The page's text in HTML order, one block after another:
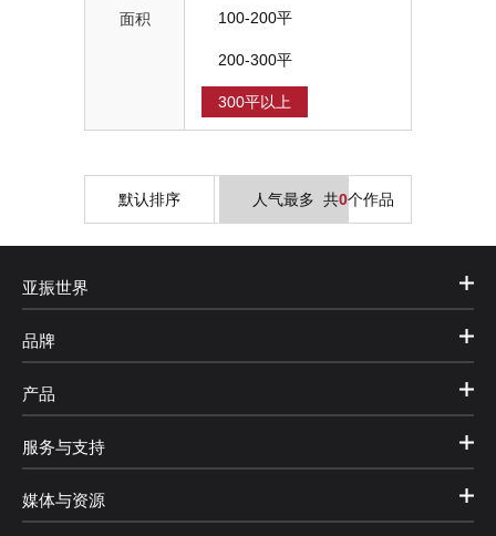
面积 100-200平
200-300平
300平以上
默认排序 人气最多 共0个作品
亚振世界
品牌
产品
服务与支持
媒体与资源